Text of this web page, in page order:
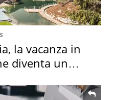
la vacanza in
diventa un